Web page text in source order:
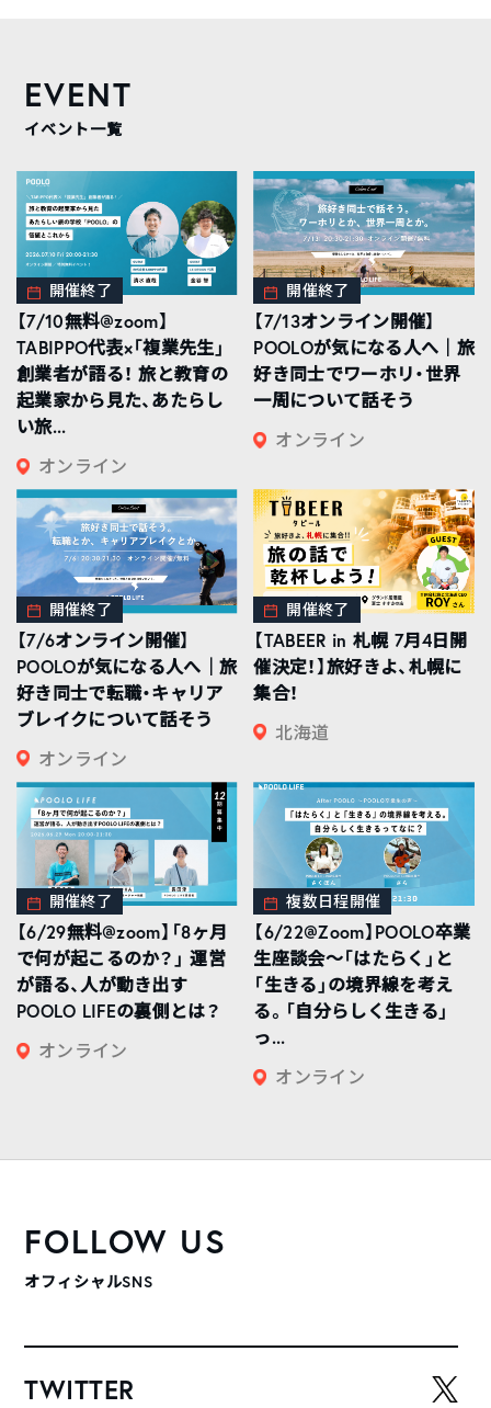
EVENT
イベント一覧
開催終了
【7/10無料@zoom】
TABIPPO代表×「複業先生」
創業者が語る！ 旅と教育の
起業家から見た、あたらし
い旅...
オンライン
開催終了
【7/13オンライン開催】
POOLOが気になる人へ｜旅
好き同士でワーホリ・世界
一周について話そう
オンライン
開催終了
【7/6オンライン開催】
POOLOが気になる人へ｜旅
好き同士で転職・キャリア
ブレイクについて話そう
オンライン
開催終了
【TABEER in 札幌 7月4日開
催決定！】旅好きよ、札幌に
集合！
北海道
開催終了
【6/29無料@zoom】「8ヶ月
で何が起こるのか？」 運営
が語る、人が動き出す
POOLO LIFEの裏側とは？
オンライン
複数日程開催
【6/22@Zoom】POOLO卒業
生座談会〜「はたらく」と
「生きる」の境界線を考え
る。「自分らしく生きる」
っ...
オンライン
FOLLOW US
オフィシャルSNS
TWITTER